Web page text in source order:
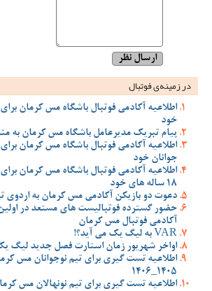
در زمینه‌ی فوتبال
اطلاعیه آکادمی فوتبال باشگاه مس کرمان
خود
پیام تبریک مدیرعامل باشگاه مس کرمان به
اطلاعیه آکادمی فوتبال باشگاه مس کرمان
جوانان خود
اطلاعیه آکادمی فوتبال باشگاه مس کرمان
18 ساله های خود
دعوت دو بازیکن آکادمی مس کرمان به اردوی
حضور گسترده فوتبالیست های مستعد در
آکادمی فوتبال مس کرمان
VAR به لیگ یک می آید؟!
اواخر شهریور زمان استارت فصل جدید لیگ
اطلاعیه تست گیری برای تیم نوجوانان مس
1405_1406
اطلاعیه تست گیری برای تیم نونهالان مس کرمان در